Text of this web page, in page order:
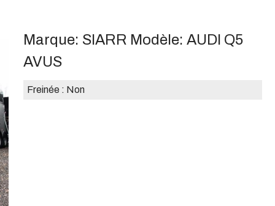
Marque: SIARR Modèle: AUDI Q5
AVUS
Freinée : Non